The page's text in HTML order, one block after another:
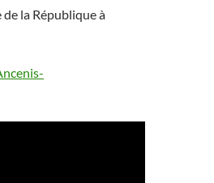
de la République à